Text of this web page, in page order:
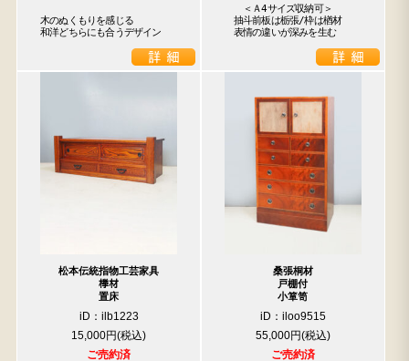
木のぬくもりを感じる
和洋どちらにも合うデザイン
＜Ａ4サイズ収納可＞
抽斗前板は栃張/枠は楢材
表情の違いが深みを生む
松本伝統指物工芸家具
﨔材
置床
iD：ilb1223
15,000円
ご売約済
桑張桐材
戸棚付
小箪笥
iD：iloo9515
55,000円
ご売約済